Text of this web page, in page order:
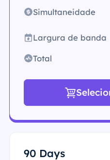
Simultaneidade
Largura de banda
Total
90 Days